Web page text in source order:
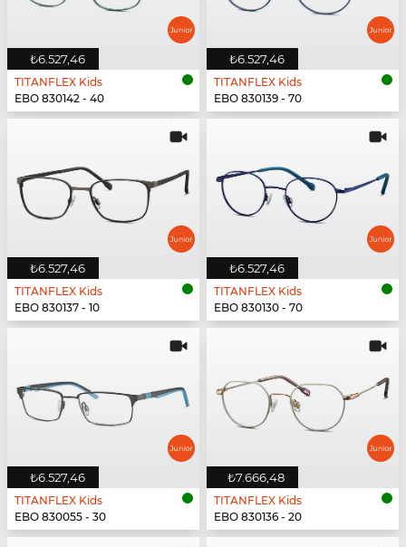
₺6.527,46
TITANFLEX Kids
EBO 830142 - 40
₺6.527,46
TITANFLEX Kids
EBO 830139 - 70
₺6.527,46
TITANFLEX Kids
EBO 830137 - 10
₺6.527,46
TITANFLEX Kids
EBO 830130 - 70
₺6.527,46
TITANFLEX Kids
EBO 830055 - 30
₺7.666,48
TITANFLEX Kids
EBO 830136 - 20